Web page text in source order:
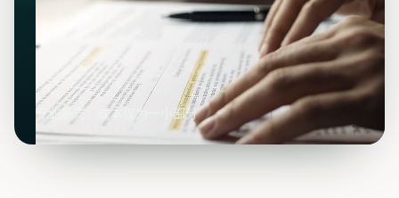
专业品质，成本仅为一小部分